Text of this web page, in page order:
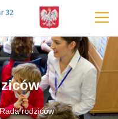
rodziców